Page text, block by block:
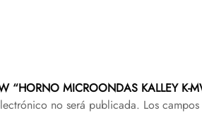
“HORNO MICROONDAS KALLEY K-
no será publicada. Los